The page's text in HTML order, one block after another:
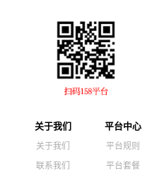
关于我们
关于我们
联系我们
平台中心
平台规则
平台套餐